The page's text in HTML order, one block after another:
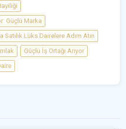
Güçlü Marka
Lüks Dairelere Adım Atın
Güçlü İş Ortağı Arıyor